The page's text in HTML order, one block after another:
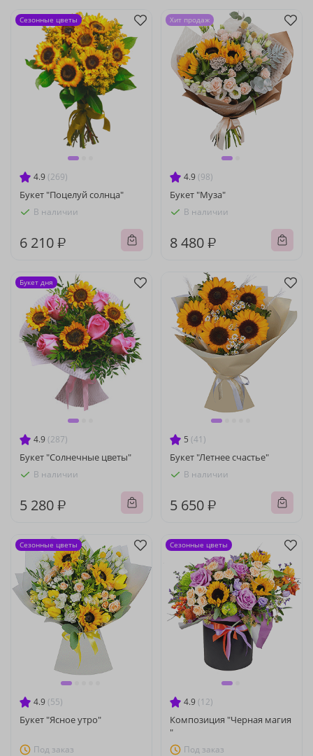
4.9 (269)
Букет "Поцелуй солнца"
В наличии
6 210 ₽
Сезонные цветы
4.9 (98)
Букет "Муза"
В наличии
8 480 ₽
Хит продаж
4.9 (287)
Букет "Солнечные цветы"
В наличии
5 280 ₽
Букет дня
5 (41)
Букет "Летнее счастье"
В наличии
5 650 ₽
4.9 (55)
Букет "Ясное утро"
Под заказ
Сезонные цветы
4.9 (12)
Композиция "Черная магия
"
Под заказ
Сезонные цветы